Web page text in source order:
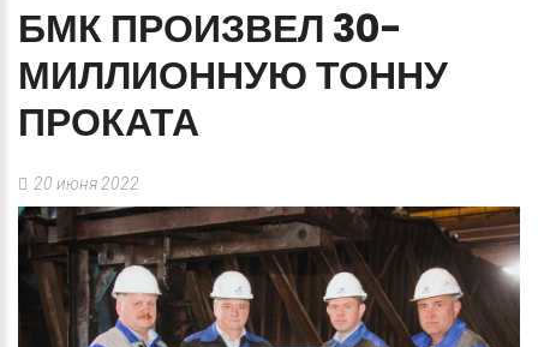
БМК ПРОИЗВЕЛ 30-
МИЛЛИОННУЮТОННУ
ПРОКАТА
20 июня 2022